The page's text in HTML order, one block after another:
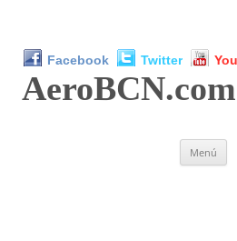
Facebook Twitter
AeroBCN.com
Menú